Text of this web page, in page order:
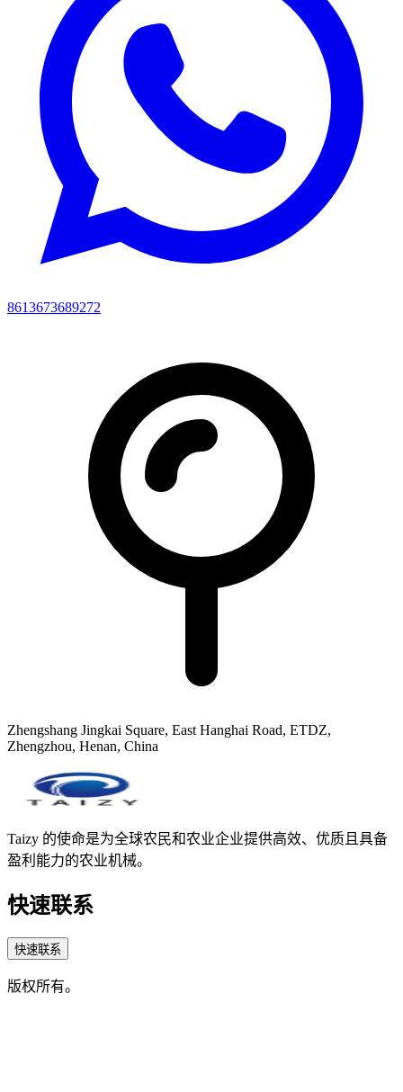
8613673689272
Zhengshang Jingkai Square, East Hanghai Road, ETDZ,
Zhengzhou, Henan, China
Taizy 的使命是为全球农民和农业企业提供高效、优质且具备
盈利能力的农业机械。
快速联系
快速联系
版权所有。